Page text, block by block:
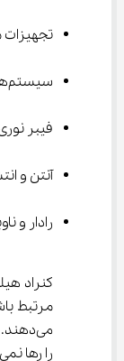
تجهیزات
سیستم‌های تلفنی
فیبر
آنتن و
رادار و
مرتبط
را رها نمی‌کنند.